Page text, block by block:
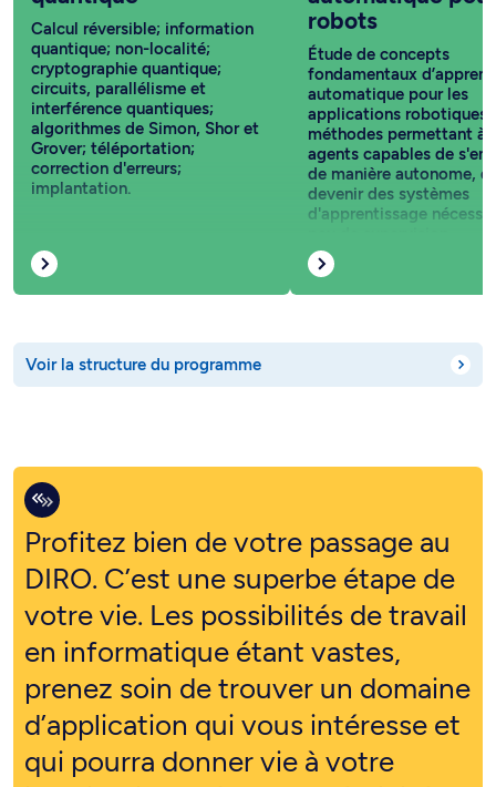
Calcul réversible; information
quantique; non-localité;
cryptographie quantique;
circuits, parallélisme et
interférence quantiques;
algorithmes de Simon, Shor et
Grover; téléportation;
correction d'erreurs;
implantation.
robots
Étude de concepts
fondamentaux
automatique pour les
applications robotiques
méthodes permettant à
agents capables de
de manière autonome,
devenir des systèmes
d'apprentissage
Voir la structure du programme
Profitez bien de votre passage au
DIRO. C’est une superbe étape de
votre vie. Les possibilités de travail
en informatique étant vastes,
prenez soin de trouver un domaine
d’application qui vous intéresse et
qui pourra donner vie à votre